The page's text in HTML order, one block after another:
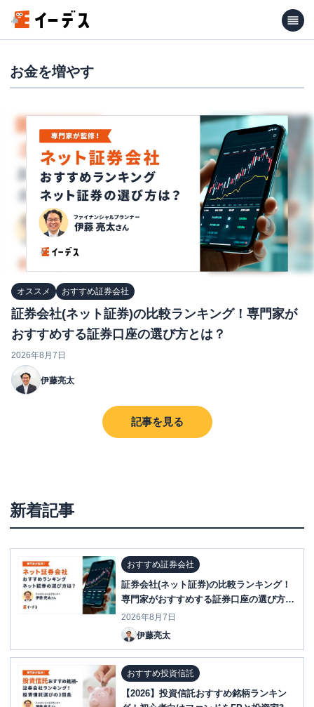
お金を増やす
オススメ おすすめ証券会社
証券会社(ネット証券)の比較ランキング！専門家が
おすすめする証券口座の選び方とは？
2026年8月7日
伊藤亮太
記事を見る
新着記事
おすすめ証券会社
証券会社(ネット証券)の比較ランキング！
専門家がおすすめする証券口座の選び方と
は？
2026年8月7日
伊藤亮太
おすすめ投資信託
【2026】投資信託おすすめ銘柄ランキン